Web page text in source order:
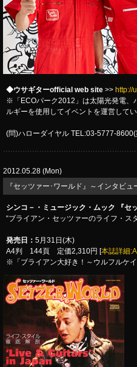
◆ウサギターofficial web site >> http://
※「ECOパーク2012」は太陽光発電、
ルギーを使用してイベントを運営してい
(問)ハローダイヤル TEL:03-5777-
2012.05.28 (Mon)
『セッツァー･ワールド』～インタビュ
シンコ－・ミュージック・ムック 『セ
“ブライアン・セッツァーのライフ・ス
発売日： 5月31日(木)
A4判 144頁 定価2,310円 [本誌詳細
※「ブライアン大好き！～ウルフルケ